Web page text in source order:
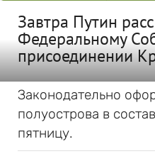
Завтра Путин
Федеральному
присоединении
Законодательно
полуострова в
пятницу.